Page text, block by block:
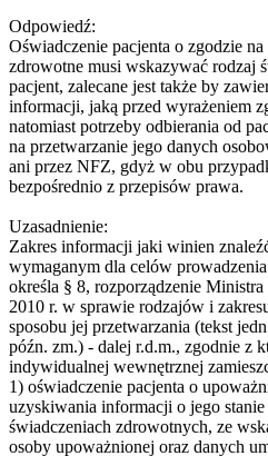
Odpowiedź:
Oświadczenie pacjenta o zgodzie
zdrowotne musi wskazywać rodzaj
pacjent, zalecane jest także by
informacji, jaką przed wyrażeniem
natomiast potrzeby odbierania od
na przetwarzanie jego danych
ani przez NFZ, gdyż w obu
bezpośrednio z przepisów prawa.
Uzasadnienie:
Zakres informacji jaki winien
wymaganym dla celów
określa § 8, rozporządzenie
2010 r. w sprawie rodzajów i
sposobu jej przetwarzania (tekst
późn. zm.) - dalej r.d.m., zgodnie z
indywidualnej wewnętrznej
1) oświadczenie pacjenta o
uzyskiwania informacji o jego
świadczeniach zdrowotnych, ze
osoby upoważnionej oraz danych